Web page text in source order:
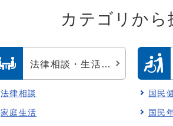
カテゴリから
法律相談・生活相談
法律相談
家庭生活
国民
国民